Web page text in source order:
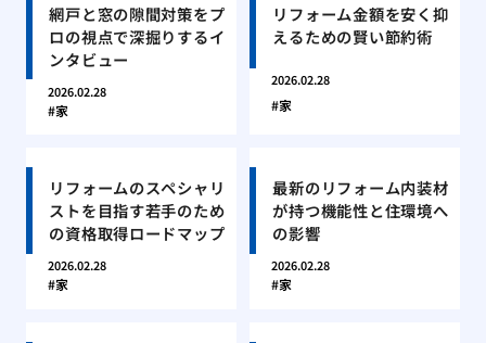
網戸と窓の隙間対策をプ
ロの視点で深掘りするイ
ンタビュー
2026.02.28
家
リフォーム金額を安く抑
えるための賢い節約術
2026.02.28
家
リフォームのスペシャリ
ストを目指す若手のため
の資格取得ロードマップ
2026.02.28
家
最新のリフォーム内装材
が持つ機能性と住環境へ
の影響
2026.02.28
家